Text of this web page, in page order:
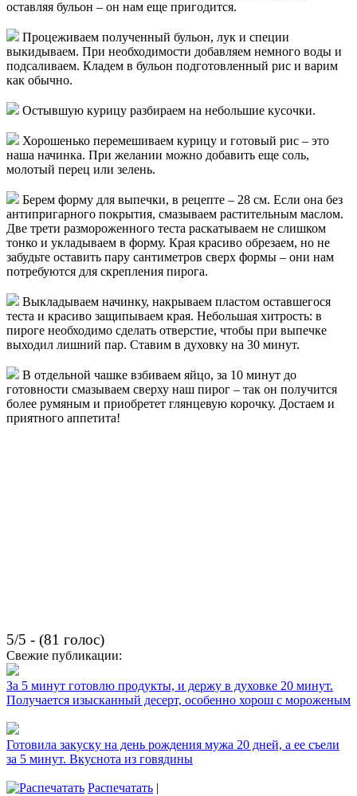
оставляя бульон – он нам еще пригодится.
Процеживаем полученный бульон, лук и специи
выкидываем. При необходимости добавляем немного воды и
подсаливаем. Кладем в бульон подготовленный рис и варим
как обычно.
Остывшую курицу разбираем на небольшие кусочки.
Хорошенько перемешиваем курицу и готовый рис – это
наша начинка. При желании можно добавить еще соль,
молотый перец или зелень.
Берем форму для выпечки, в рецепте – 28 см. Если она без
антипригарного покрытия, смазываем растительным маслом.
Две трети размороженного теста раскатываем не слишком
тонко и укладываем в форму. Края красиво обрезаем, но не
забудьте оставить пару сантиметров сверх формы – они нам
потребуются для скрепления пирога.
Выкладываем начинку, накрываем пластом оставшегося
теста и красиво защипываем края. Небольшая хитрость: в
пироге необходимо сделать отверстие, чтобы при выпечке
выходил лишний пар. Ставим в духовку на 30 минут.
В отдельной чашке взбиваем яйцо, за 10 минут до
готовности смазываем сверху наш пирог – так он получится
более румяным и приобретет глянцевую корочку. Достаем и
приятного аппетита!
5/5 - (81 голос)
Свежие публикации:
За 5 минут готовлю продукты, и держу в духовке 20 минут.
Получается изысканный десерт, особенно хорош с мороженым
Готовила закуску на день рождения мужа 20 дней, а ее съели
за 5 минут. Вкуснота из говядины
Распечатать |